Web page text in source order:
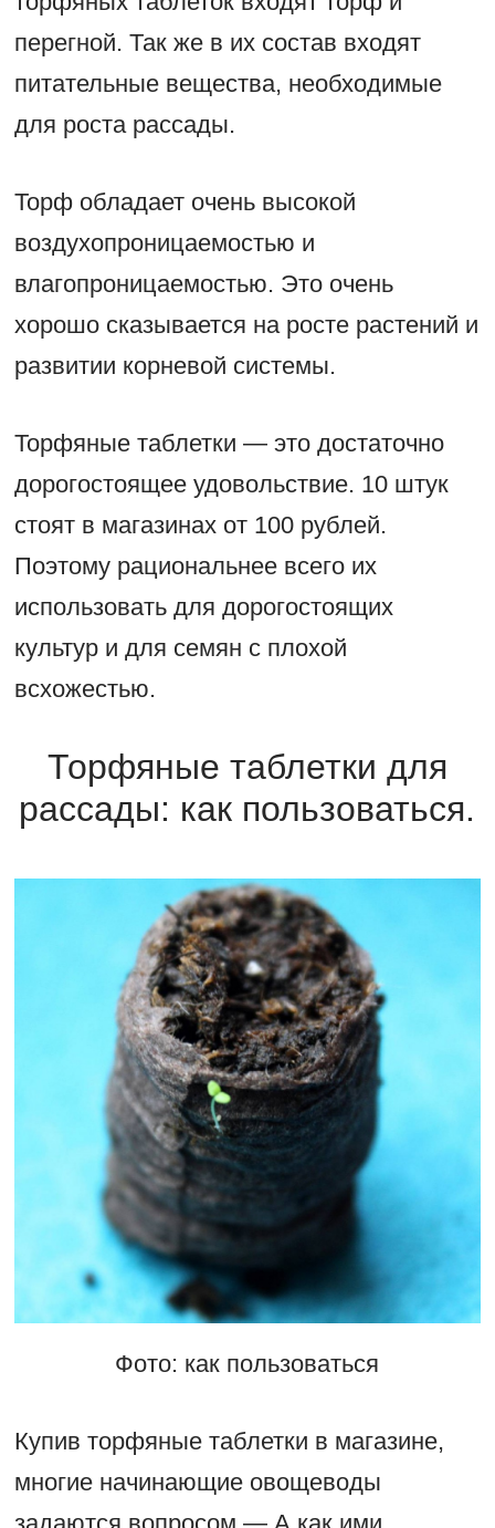
перегной. Так же в их состав входят
питательные вещества, необходимые
для роста рассады.
Торф обладает очень высокой
воздухопроницаемостью и
влагопроницаемостью. Это очень
хорошо сказывается на росте растений и
развитии корневой системы.
Торфяные таблетки — это достаточно
дорогостоящее удовольствие. 10 штук
стоят в магазинах от 100 рублей.
Поэтому рациональнее всего их
использовать для дорогостоящих
культур и для семян с плохой
всхожестью.
Торфяные таблетки для
рассады: как пользоваться.
Фото: как пользоваться
Купив торфяные таблетки в магазине,
многие начинающие овощеводы